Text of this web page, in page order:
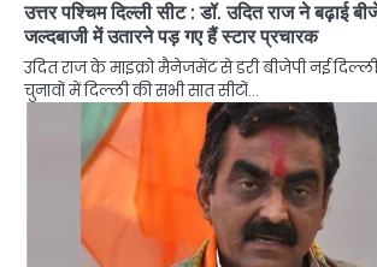
उत्तर पश्चिम दिल्ली सीट : डॉ. उदित राज ने बढ़ाई
जल्दबाजी में उतारने पड़ गए हैं स्टार प्रचारक
उदित राज के माइक्रो मैनेजमेंट से डरी बीजेपी नई
चुनावों में दिल्ली की सभी सात सीटों…